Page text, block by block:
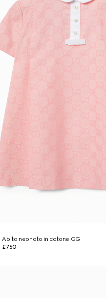
Abito neonato in cotone GG
£750